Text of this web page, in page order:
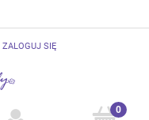
ZALOGUJ SIĘ